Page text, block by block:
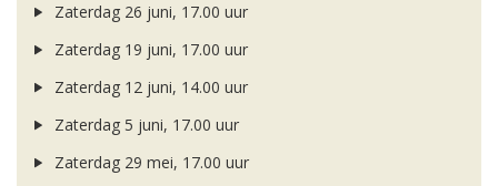
Zaterdag 26 juni, 17.00 uur
Zaterdag 19 juni, 17.00 uur
Zaterdag 12 juni, 14.00 uur
Zaterdag 5 juni, 17.00 uur
Zaterdag 29 mei, 17.00 uur